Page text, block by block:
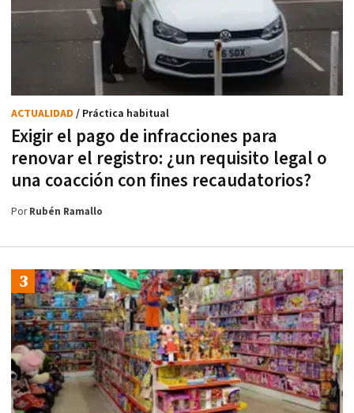
Exigir el pago de infracciones para
renovar el registro: ¿un requisito legal o
una coacción con fines recaudatorios?
ACTUALIDAD / Práctica habitual
PorRubén Ramallo